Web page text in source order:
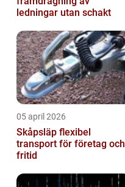
ledningar utan schakt
05 april 2026
Skåpsläp flexibel
transport för företag och
fritid